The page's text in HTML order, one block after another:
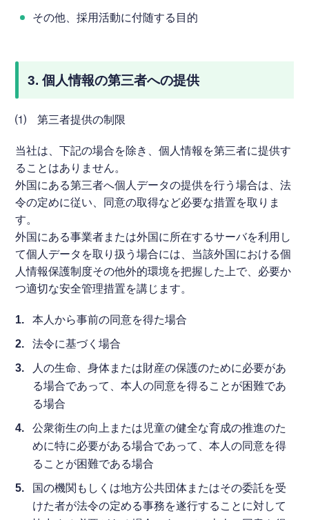
その他、採用活動に付随する目的
3. 個人情報の第三者への提供
⑴ 第三者提供の制限
当社は、下記の場合を除き、個人情報を第三者に提供す
ることはありません。
外国にある第三者へ個人データの提供を行う場合は、法
令の定めに従い、同意の取得など必要な措置を取りま
す。
外国にある事業者または外国に所在するサーバを利用し
て個人データを取り扱う場合には、当該外国における個
人情報保護制度その他外的環境を把握した上で、必要か
つ適切な安全管理措置を講じます。
本人から事前の同意を得た場合
法令に基づく場合
人の生命、身体または財産の保護のために必要があ
る場合であって、本人の同意を得ることが困難であ
る場合
公衆衛生の向上または児童の健全な育成の推進のた
めに特に必要がある場合であって、本人の同意を得
ることが困難である場合
国の機関もしくは地方公共団体またはその委託を受
けた者が法令の定める事務を遂行することに対して